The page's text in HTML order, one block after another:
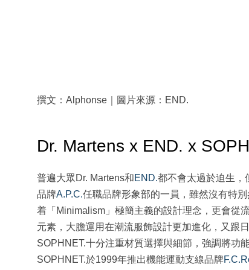
撰文：Alphonse｜圖片來源：END.
Dr. Martens x END. x
普遍大眾Dr. Martens和END.都不會太過於迫生，
品牌A.P.C.任職品牌形象部的一員，雖然沒有特
着「Minimalism」極簡主義的設計理念，更會從
元素，大膽運用在潮流服飾設計更加進化，又跟
SOPHNET.十分注重材質選擇與細節，強調將功
SOPHNET.於1999年推出機能運動支線品牌